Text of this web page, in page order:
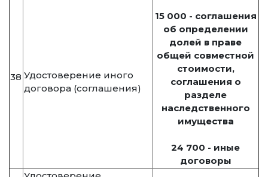
38 Удостоверение иного
договора (соглашения)
15 000 - соглашения
об определении
долей в праве
общей совместной
стоимости,
соглашения о
разделе
наследственного
имущества
24 700 - иные
договоры